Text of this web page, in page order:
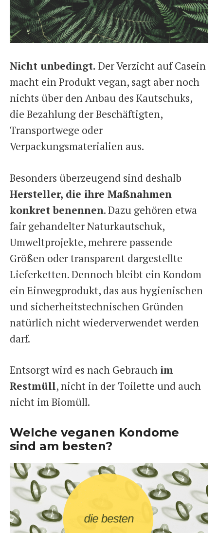
Nicht unbedingt. Der Verzicht auf Casein
macht ein Produkt vegan, sagt aber noch
nichts über den Anbau des Kautschuks,
die Bezahlung der Beschäftigten,
Transportwege oder
Verpackungsmaterialien aus.
Besonders überzeugend sind deshalb
Hersteller, die ihre Maßnahmen
konkret benennen. Dazu gehören etwa
fair gehandelter Naturkautschuk,
Umweltprojekte, mehrere passende
Größen oder transparent dargestellte
Lieferketten. Dennoch bleibt ein Kondom
ein Einwegprodukt, das aus hygienischen
und sicherheitstechnischen Gründen
natürlich nicht wiederverwendet werden
darf.
Entsorgt wird es nach Gebrauch im
Restmüll, nicht in der Toilette und auch
nicht im Biomüll.
Welche veganen Kondome
sind am besten?